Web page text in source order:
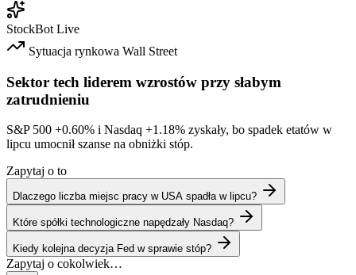
StockBot Live
Sytuacja rynkowa Wall Street
Sektor tech liderem wzrostów przy słabym
zatrudnieniu
S&P 500 +0.60% i Nasdaq +1.18% zyskały, bo spadek etatów w
lipcu umocnił szanse na obniżki stóp.
Zapytaj o to
Dlaczego liczba miejsc pracy w USA spadła w lipcu?
Które spółki technologiczne napędzały Nasdaq?
Kiedy kolejna decyzja Fed w sprawie stóp?